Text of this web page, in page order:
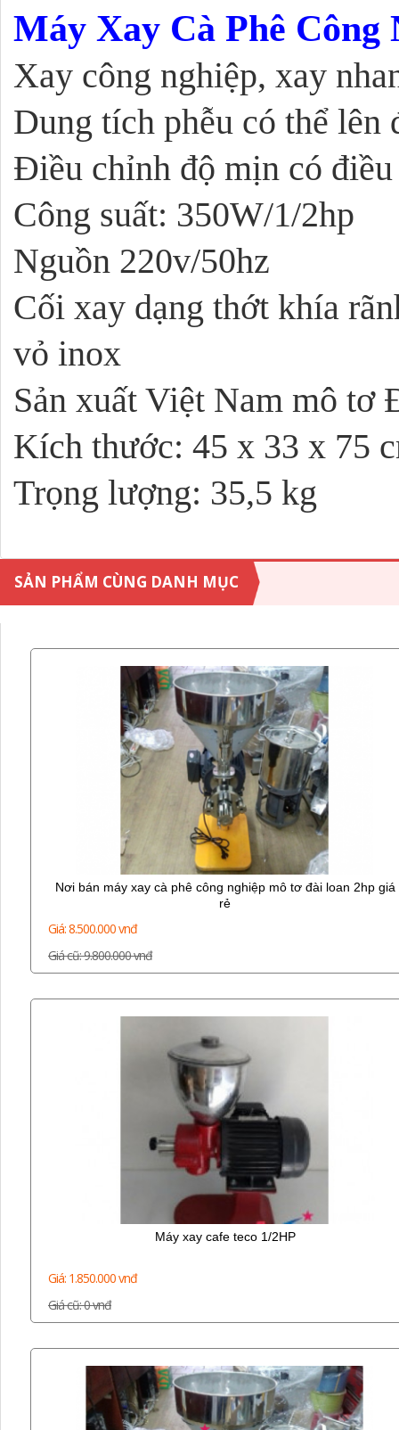
Máy Xay Cà Phê
Xay công nghiệp, xay
Dung tích phễu có thể lên
Điều chỉnh độ mịn có
Công suất: 350W/1/2hp
Nguồn 220v/50hz
Cối xay dạng thớt khía
vỏ inox
Sản xuất Việt Nam mô tơ
Kích thước: 45 x 33 x 75
Trọng lượng: 35,5 kg
SẢN PHẨM CÙNG DANH MỤC
Nơi bán máy xay cà phê công nghiệp mô tơ đài loan 2hp giá
rẻ
Giá: 8.500.000 vnđ
Giá cũ: 9.800.000 vnđ
Máy xay cafe teco 1/2HP
Giá: 1.850.000 vnđ
Giá cũ: 0 vnđ